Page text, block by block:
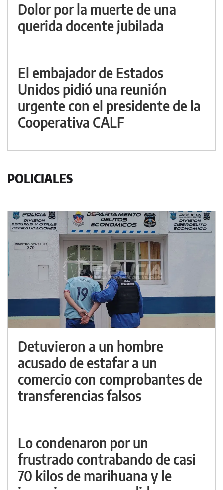
Dolor por la muerte de una
querida docente jubilada
El embajador de Estados
Unidos pidió una reunión
urgente con el presidente de la
Cooperativa CALF
POLICIALES
Detuvieron a un hombre
acusado de estafar a un
comercio con comprobantes de
transferencias falsos
Lo condenaron por un
frustrado contrabando de casi
70 kilos de marihuana y le